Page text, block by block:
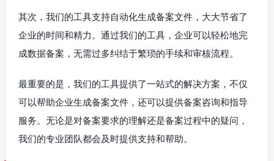
其次，我们的工具支持自动化生成备案文件，大大节省了
企业的时间和精力。通过我们的工具，企业可以轻松地完
成数据备案，无需过多纠结于繁琐的手续和审核流程。
最重要的是，我们的工具提供了一站式的解决方案，不仅
可以帮助企业生成备案文件，还可以提供备案咨询和指导
服务。无论是对备案要求的理解还是备案过程中的疑问，
我们的专业团队都会及时提供支持和帮助。